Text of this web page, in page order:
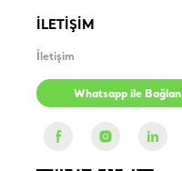
İLETİŞİM
İletişim
Whatsapp ile Bağlan